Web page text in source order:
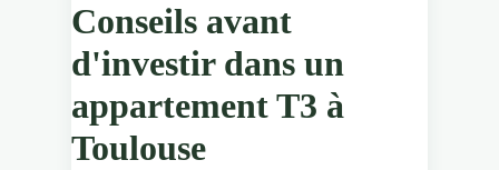
Conseils avant
d'investir dans un
appartement T3 à
Toulouse